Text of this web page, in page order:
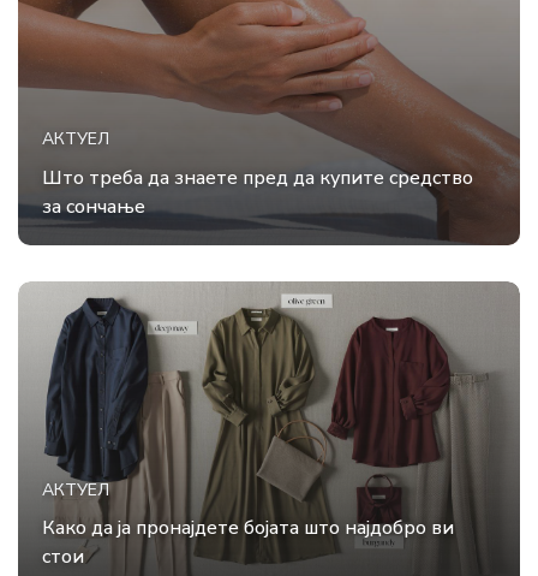
АКТУЕЛ
Што треба да знаете пред да купите средство
за сончање
АКТУЕЛ
Како да ја пронајдете бојата што најдобро ви
стои